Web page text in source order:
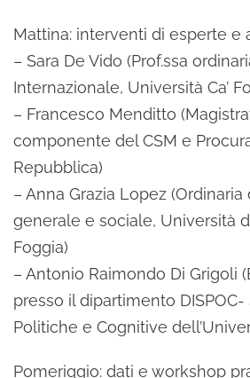
Mattina: interventi di esperte e
– Sara De Vido (Prof.ssa
Internazionale, Università Ca’
– Francesco Menditto
componente del CSM e
Repubblica)
– Anna Grazia Lopez (Ordinaria
generale e sociale, Università
Foggia)
– Antonio Raimondo Di Grigoli
presso il dipartimento DISPOC-
Politiche e Cognitive
Pomeriggio: dati e workshop